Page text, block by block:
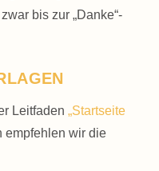
bis zur „Danke“-
Leitfaden „Startseite
empfehlen wir die